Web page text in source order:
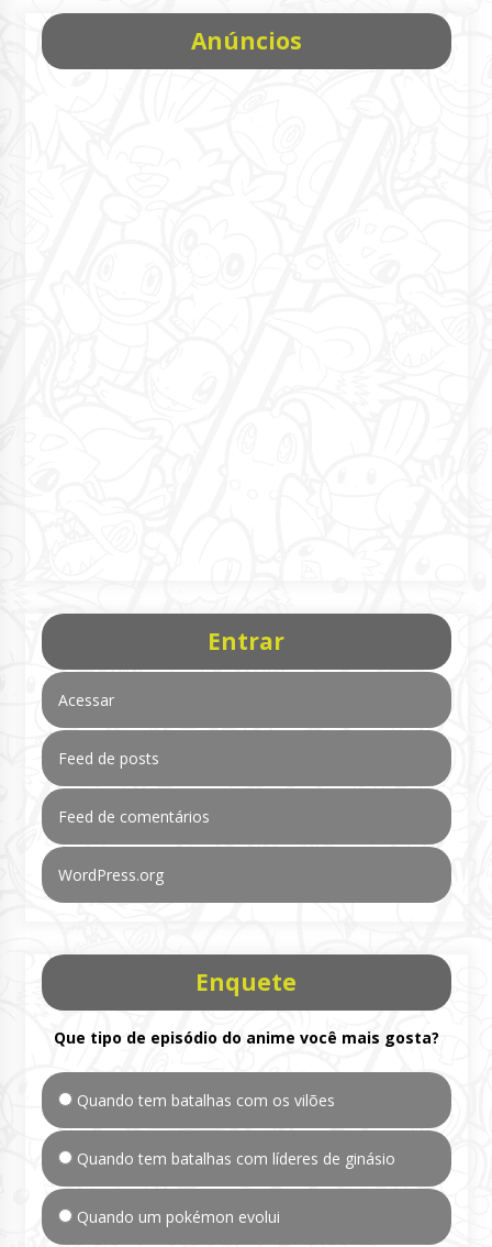
Anúncios
Entrar
Acessar
Feed de posts
Feed de comentários
WordPress.org
Enquete
Que tipo de episódio do anime você mais gosta?
Quando tem batalhas com os vilões
Quando tem batalhas com líderes de ginásio
Quando um pokémon evolui